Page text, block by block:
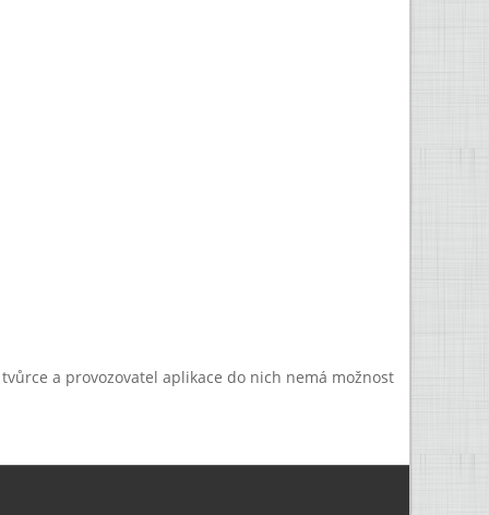
a provozovatel aplikace do nich nemá možnost